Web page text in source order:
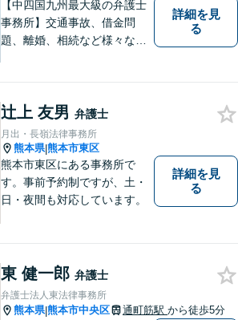
【中四国九州最大級の弁護士
事務所】交通事故、借金問
題、離婚、相続など様々な問
い！
詳細を見
る
辻上 友男 弁護士
月出・長嶺法律事務所
熊本県|熊本市東区
熊本市東区にある事務所で
す。事前予約制ですが、土・
日・夜間も対応しています。
詳細を見
る
東 健一郎 弁護士
弁護士法人東法律事務所
熊本県|熊本市中央区 通町筋駅 から徒歩5分